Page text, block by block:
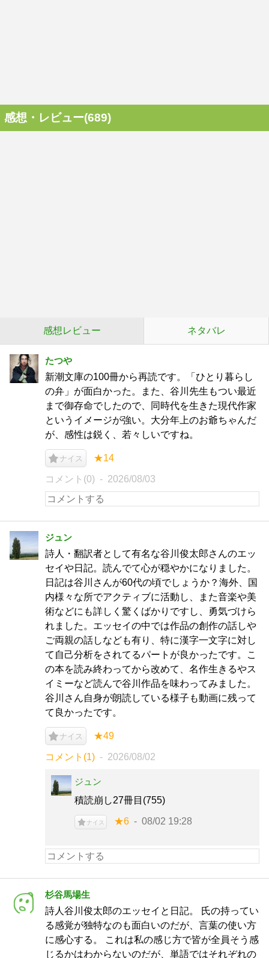
感想・レビュー(689)
感想レビュー ネタバレ
たつや
新潮文庫の100冊から再読です。「ひとり暮らし
の弁」が面白かった。また、谷川先生もつい最近
まで御存命でしたので、同時代を生きた現代作家
というイメージが強い。大分年上のお爺ちゃんだ
が、感性は鋭く、若々しいですね。
ナイス ★14
コメント(0) 2026/08/03
ジュン
詩人・翻訳者として有名な谷川俊太郎さんのエッ
セイや日記。読んでて心が穏やかになりました。
日記は谷川さんが60代の頃でしょうか？海外、国
内様々な所でアクティブに活動し、また音楽や美
術などにも詳しく驚くばかりですし、勇気づけら
れました。エッセイの中では作品の創作の話しや
ご両親の話しなども有り、特に漢字一文字に対し
て自己分析をされてるパートが良かったです。こ
の本を読み終わってから改めて、名作生きるやス
イミーなど読んで谷川作品を味わってみました。
谷川さん自身が朗読している様子も動画に残って
て良かったです。
ナイス ★49
コメント(1) 2026/08/02
ジュン
積読崩し27冊目(755)
ナイス ★6 08/02 19:28
杉谷馬場生
詩人谷川俊太郎のエッセイと日記。 氏の持ってい
る感覚が独特なのも面白いのだが、言葉の使い方
に感心する。 これは私の感じ方で皆が全員そう感
じるかはわからないのだが、単語ではそれぞれの